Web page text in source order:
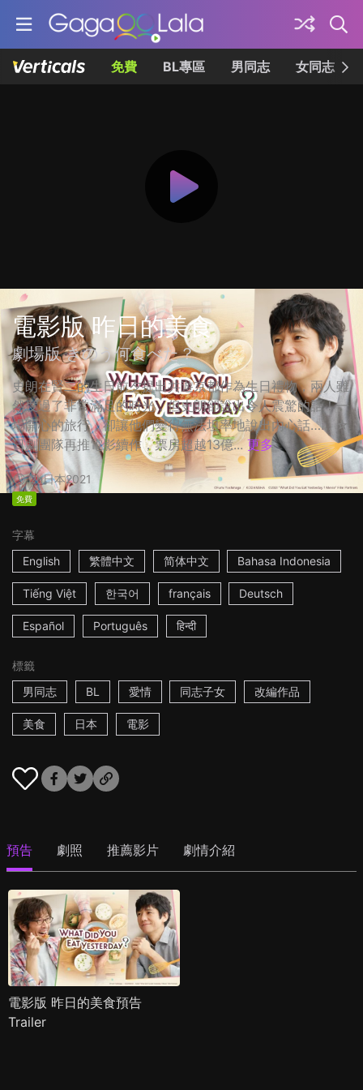
免費 BL專區 男同志 女同志
電影版 昨日的美食
劇場版 きのう何食べた？
史朗在賢二的生日前夕提出共遊京都作為生日禮物，兩人雖
然度過了非常滿足的時光，但史朗卻說出令人震驚的話！一
場開心的旅行，卻讓他們變得無法坦率地說出內心話…… ☆
日劇團隊再推電影續作，票房超越13億... 更多
2h日本2021
免費
字幕
English
繁體中文 简体中文 Bahasa Indonesia
Tiếng Việt 한국어 français Deutsch
Español Português हिन्दी
標籤
男同志
BL 愛情 同志子女 改編作品
美食 日本 電影
預告 劇照 推薦影片 劇情介紹
電影版 昨日的美食預告
Trailer